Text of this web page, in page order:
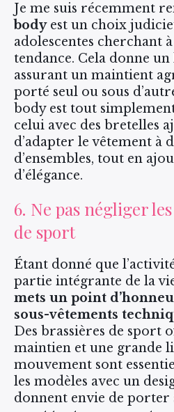
Je me suis récemment
bodyest un choix
adolescentes cherchant
tendance. Cela donne
assurant un maintient
porté seul ou sous
body est tout
celui avec des bretelles
d’adapter le vêtement à
d’ensembles, tout en
d’élégance.
6. Ne pas négliger
de sport
Étant donné que
partie intégrante de la
mets un point
sous-vêtements
Des brassières de sport
maintien et une grande
mouvement sont
les modèles avec un
donnent envie de porter